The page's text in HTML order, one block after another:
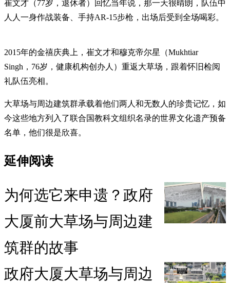
崔文才（77岁，退休者）回忆当年说，那一天很晴朗，队伍中
人人一身作战装备、手持AR-15步枪，出场后受到全场喝彩。
2015年的金禧庆典上，崔文才和穆克帝尔星（Mukhtiar
Singh，76岁，健康机构创办人）重返大草场，跟着怀旧检阅
礼队伍亮相。
大草场与周边建筑群承载着他们两人和无数人的珍贵记忆，如
今这些地方列入了联合国教科文组织名录的世界文化遗产预备
名单，他们很是欣喜。
延伸阅读
为何选它来申遗？政府
大厦前大草场与周边建
筑群的故事
政府大厦大草场与周边